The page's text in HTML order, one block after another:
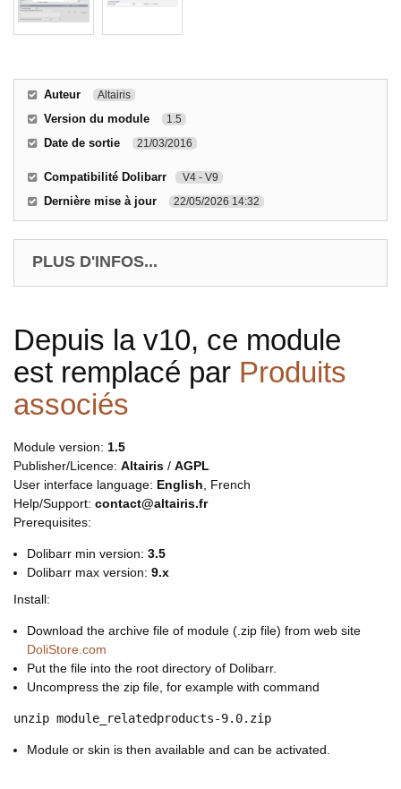
Auteur Altairis
Version du module 1.5
Date de sortie 21/03/2016
Compatibilité Dolibarr V4 - V9
Dernière mise à jour 22/05/2026 14:32
PLUS D'INFOS...
Depuis la v10, ce module
est remplacé par Produits
associés
Module version: 1.5
Publisher/Licence: Altairis / AGPL
User interface language: English , French
Help/Support: contact@altairis.fr
Prerequisites:
Dolibarr min version: 3.5
Dolibarr max version: 9.x
Install:
Download the archive file of module (.zip file) from web site
DoliStore.com
Put the file into the root directory of Dolibarr.
Uncompress the zip file, for example with command
unzip module_relatedproducts-9.0.zip
Module or skin is then available and can be activated.